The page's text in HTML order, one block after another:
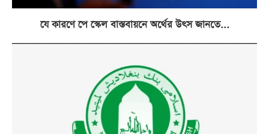
যে কারণে পে স্কেল বাস্তবায়নে অর্থের উৎস জানতে...